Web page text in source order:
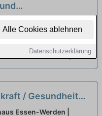
Alle Cookies ablehnen
Datenschutzerklärung
(m/w/d) –
heute Ihre
und Onkologie
Düsseldorf
zum Angebot
/ Gesundheits-
/
Essen-Werden |